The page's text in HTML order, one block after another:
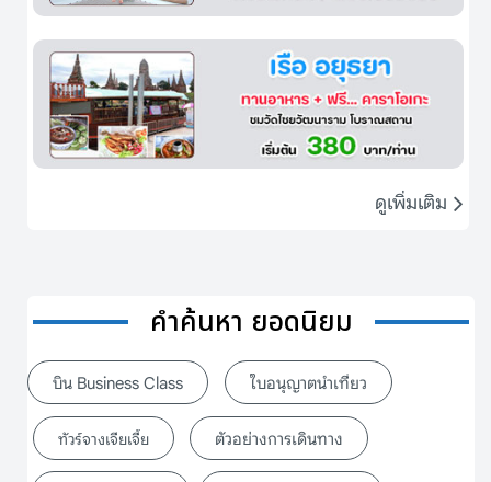
ดูเพิ่มเติม
คำค้นหา ยอดนิยม
บิน Business Class ใบอนุญาตนำเที่ยว
ทัวร์จางเจียเจี้ย ตัวอย่างการเดินทาง